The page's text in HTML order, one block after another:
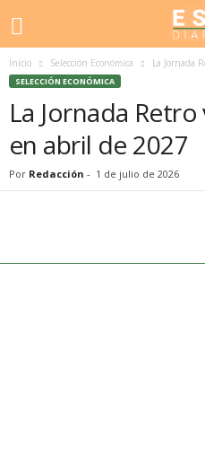
Inicio Selección Económica La Jornada
SELECCIÓN ECONÓMICA
La Jornada
en abril de 2027
Por Redacción - 1 de julio de 2026